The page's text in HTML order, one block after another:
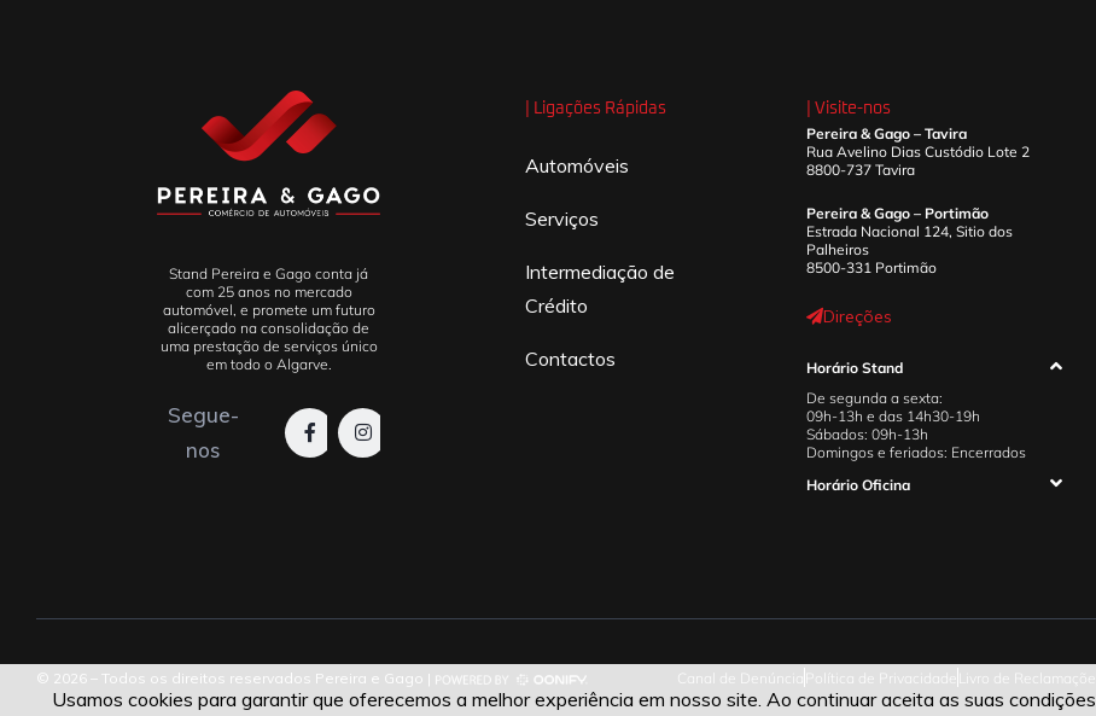
Stand Pereira e Gago conta já
com 25 anos no mercado
automóvel, e promete um futuro
alicerçado na consolidação de
uma prestação de serviços único
em todo o Algarve.
Segue-
nos
| Ligações Rápidas
Automóveis
Serviços
Intermediação de
Crédito
Contactos
| Visite-nos
Pereira & Gago – Tavira
Rua Avelino Dias Custódio Lote 2
8800-737 Tavira
Pereira & Gago – Portimão
Estrada Nacional 124, Sitio dos
Palheiros
8500-331 Portimão
Direções
Horário Stand
De segunda a sexta:
09h-13h e das 14h30-19h
Sábados: 09h-13h
Domingos e feriados: Encerrados
Horário Oficina
© 2026 – Todos os direitos reservados Pereira e Gago | Canal de Denúncia Política de Privacidade Livro de Reclamações
Usamos cookies para garantir que oferecemos a melhor experiência em nosso site. Ao continuar aceita as suas condições.